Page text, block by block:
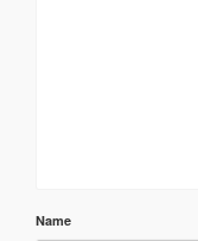
Name